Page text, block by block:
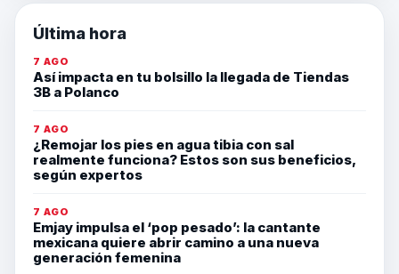
Última hora
7 AGO
Así impacta en tu bolsillo la llegada de Tiendas
3B a Polanco
7 AGO
¿Remojar los pies en agua tibia con sal
realmente funciona? Estos son sus beneficios,
según expertos
7 AGO
Emjay impulsa el ‘pop pesado’: la cantante
mexicana quiere abrir camino a una nueva
generación femenina